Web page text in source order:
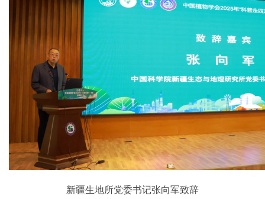
新疆生地所党委书记张向军致辞